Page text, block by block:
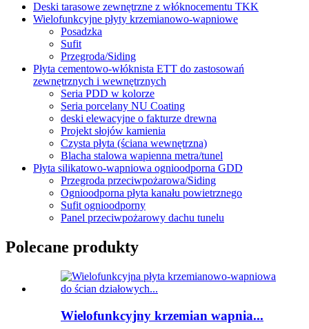
Deski tarasowe zewnętrzne z włóknocementu TKK
Wielofunkcyjne płyty krzemianowo-wapniowe
Posadzka
Sufit
Przegroda/Siding
Płyta cementowo-włóknista ETT do zastosowań
zewnętrznych i wewnętrznych
Seria PDD w kolorze
Seria porcelany NU Coating
deski elewacyjne o fakturze drewna
Projekt słojów kamienia
Czysta płyta (ściana wewnętrzna)
Blacha stalowa wapienna metra/tunel
Płyta silikatowo-wapniowa ognioodporna GDD
Przegroda przeciwpożarowa/Siding
Ognioodporna płyta kanału powietrznego
Sufit ognioodporny
Panel przeciwpożarowy dachu tunelu
Polecane produkty
Wielofunkcyjny krzemian wapnia...